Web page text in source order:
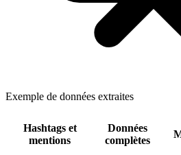
Exemple de données extraites
Hashtags et
mentions
Données
complètes